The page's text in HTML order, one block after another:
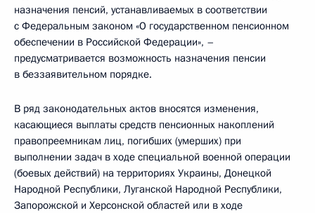
назначения пенсий, устанавливаемых в соответствии
с Федеральным законом «О государственном пенсионном
обеспечении в Российской Федерации», –
предусматривается возможность назначения пенсии
в беззаявительном порядке.
В ряд законодательных актов вносятся изменения,
касающиеся выплаты средств пенсионных накоплений
правопреемникам лиц, погибших (умерших) при
выполнении задач в ходе специальной военной операции
(боевых действий) на территориях Украины, Донецкой
Народной Республики, Луганской Народной Республики,
Запорожской и Херсонской областей или в ходе